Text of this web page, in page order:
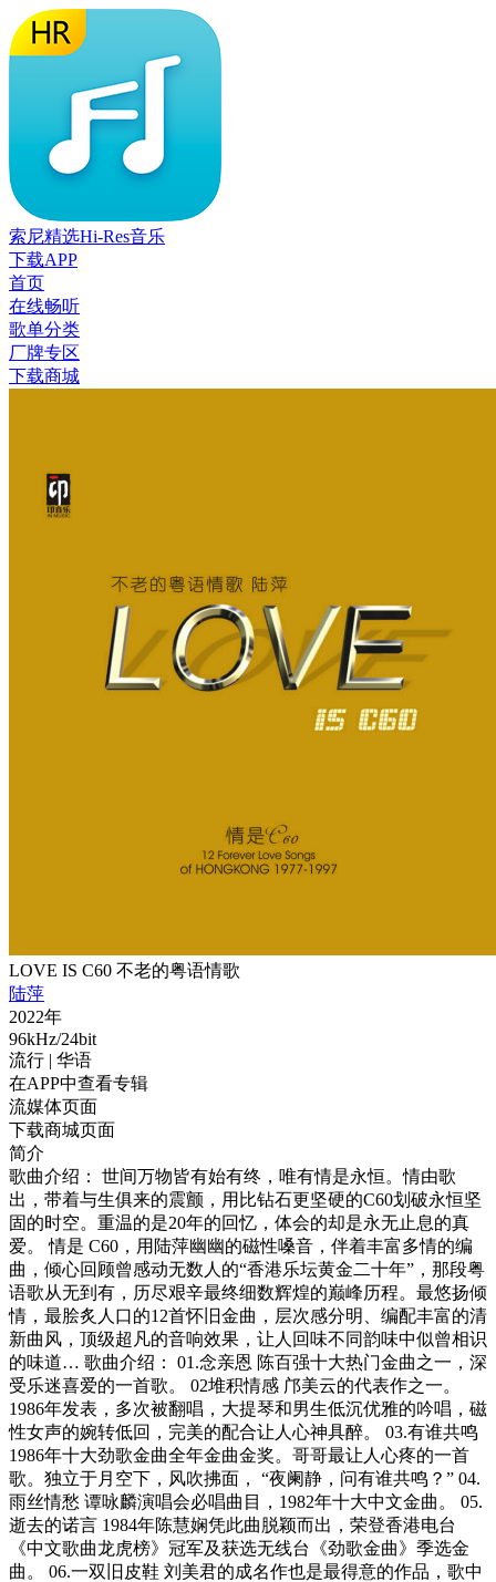
索尼精选Hi-Res音乐
下载APP
首页
在线畅听
歌单分类
厂牌专区
下载商城
LOVE IS C60 不老的粤语情歌
陆萍
2022年
96kHz/24bit
流行 | 华语
在APP中查看专辑
流媒体页面
下载商城页面
简介
歌曲介绍： 世间万物皆有始有终，唯有情是永恒。情由歌
出，带着与生俱来的震颤，用比钻石更坚硬的C60划破永恒坚
固的时空。重温的是20年的回忆，体会的却是永无止息的真
爱。 情是 C60，用陆萍幽幽的磁性嗓音，伴着丰富多情的编
曲，倾心回顾曾感动无数人的“香港乐坛黄金二十年”，那段粤
语歌从无到有，历尽艰辛最终细数辉煌的巅峰历程。最悠扬倾
情，最脍炙人口的12首怀旧金曲，层次感分明、编配丰富的清
新曲风，顶级超凡的音响效果，让人回味不同韵味中似曾相识
的味道… 歌曲介绍： 01.念亲恩 陈百强十大热门金曲之一，深
受乐迷喜爱的一首歌。 02堆积情感 邝美云的代表作之一。
1986年发表，多次被翻唱，大提琴和男生低沉优雅的吟唱，磁
性女声的婉转低回，完美的配合让人心神具醉。 03.有谁共鸣
1986年十大劲歌金曲全年金曲金奖。哥哥最让人心疼的一首
歌。独立于月空下，风吹拂面， “夜阑静，问有谁共鸣？” 04.
雨丝情愁 谭咏麟演唱会必唱曲目，1982年十大中文金曲。 05.
逝去的诺言 1984年陈慧娴凭此曲脱颖而出，荣登香港电台
《中文歌曲龙虎榜》冠军及获选无线台《劲歌金曲》季选金
曲。 06.一双旧皮鞋 刘美君的成名作也是最得意的作品，歌中